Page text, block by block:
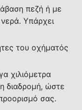
πεζή ή με
Υπάρχει
του οχήματός
χιλιόμετρα
διαδρομή, ώστε
σας.